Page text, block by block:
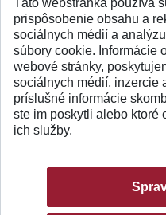
Táto webstránka používa
prispôsobenie obsahu a
sociálnych médií a
súbory cookie. Informácie
webové stránky,
sociálnych médií, inzercie
príslušné informácie
ste im poskytli alebo ktoré
ich služby.